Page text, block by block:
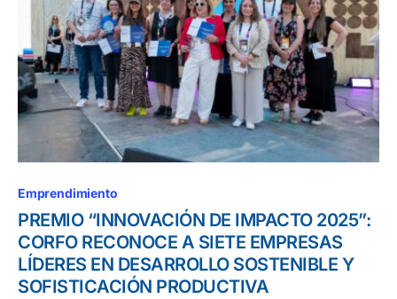
Emprendimiento
PREMIO “INNOVACIÓN DE IMPACTO 2025”:
CORFO RECONOCE A SIETE EMPRESAS
LÍDERES EN DESARROLLO SOSTENIBLE Y
SOFISTICACIÓN PRODUCTIVA